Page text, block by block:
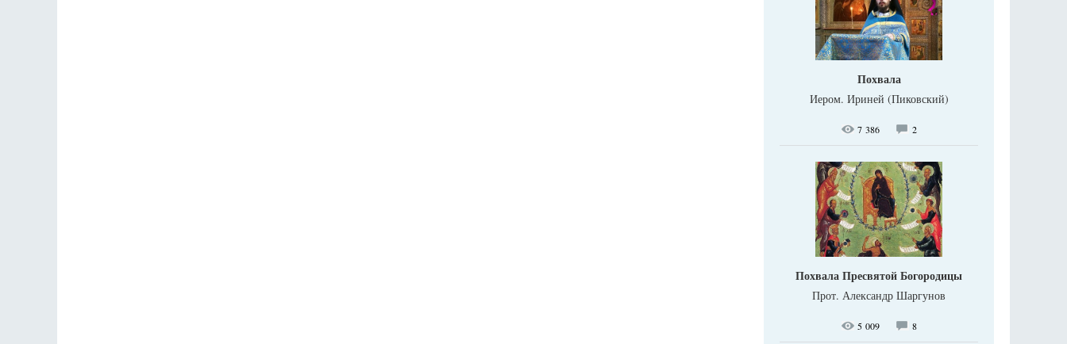
Похвала
Иером. Ириней (Пиковский)
7 386 2
Похвала Пресвятой Богородицы
Прот. Александр Шаргунов
5 009 8